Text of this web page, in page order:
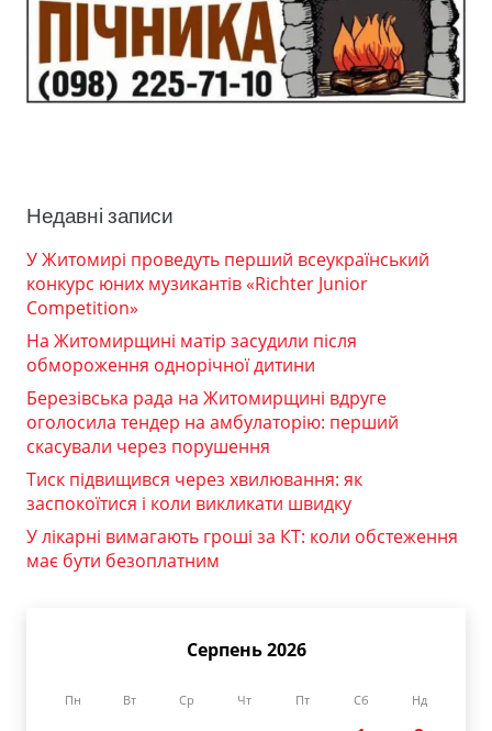
Недавні записи
У Житомирі проведуть перший всеукраїнський
конкурс юних музикантів «Richter Junior
Competition»
На Житомирщині матір засудили після
обмороження однорічної дитини
Березівська рада на Житомирщині вдруге
оголосила тендер на амбулаторію: перший
скасували через порушення
Тиск підвищився через хвилювання: як
заспокоїтися і коли викликати швидку
У лікарні вимагають гроші за КТ: коли обстеження
має бути безоплатним
Серпень 2026
Пн Вт Ср Чт Пт Сб Нд